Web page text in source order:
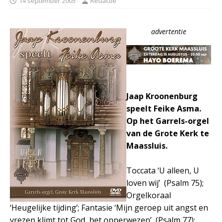
advertentie
Jaap Kroonenburg
speelt Feike Asma.
Op het Garrels-orgel
van de Grote Kerk te
Maassluis.
Toccata ‘U alleen, U
loven wij’ (Psalm 75);
Orgelkoraal
‘Heugelijke tijding’; Fantasie ‘Mijn geroep uit angst en